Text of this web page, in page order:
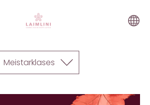
Meistarklases